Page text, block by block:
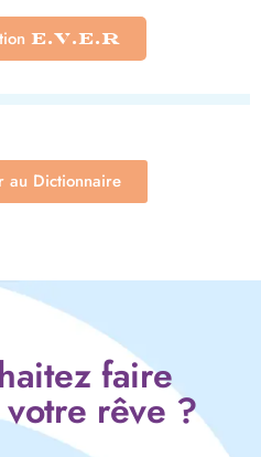
E.V.E.R
au Dictionnaire
faire
rêve ?